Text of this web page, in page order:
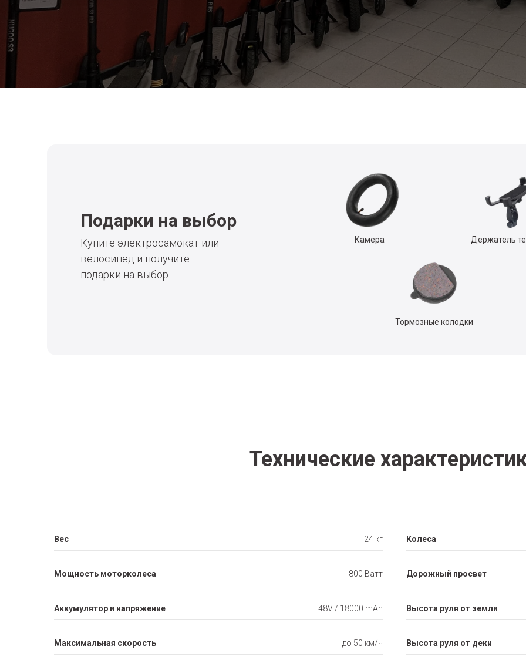
Подарки на выбор
Купите электросамокат или
велосипед и получите
подарки на выбор
Держатель
Камера
Тормозные колодки
Технические
Вес 24 кг
Мощность моторколеса 800 Ватт
Аккумулятор и напряжение 48V / 18000 mAh
Максимальная скорость до 50 км/ч
Колеса
Дорожный просвет
Высота руля от земли
Высота руля от деки